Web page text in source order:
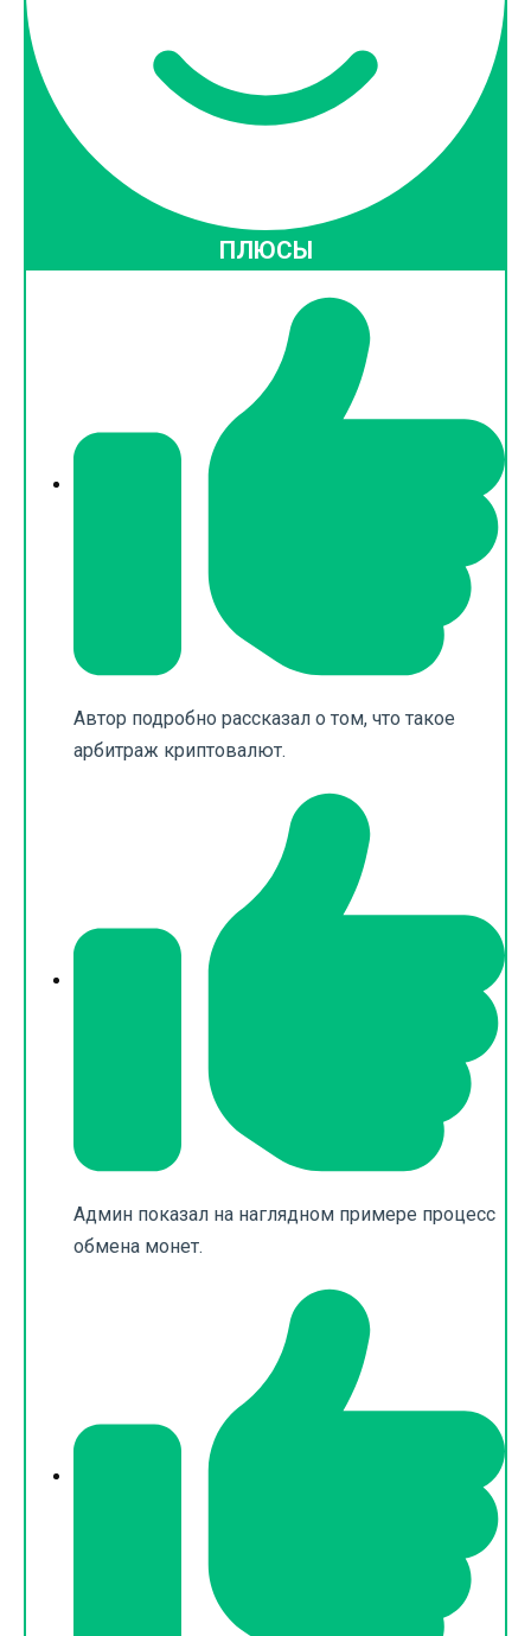
ПЛЮСЫ
Автор подробно рассказал о том, что такое
арбитраж криптовалют.
Админ показал на наглядном примере процесс
обмена монет.